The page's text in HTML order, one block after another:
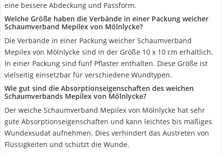
eine bessere Abdeckung und Passform.
Welche Größe haben die Verbände in einer Packung weicher
Schaumverband Mepilex von Mölnlycke?
Die Verbände in einer Packung weicher Schaumverband
Mepilex von Mölnlycke sind in der Größe 10 x 10 cm erhältlich.
In einer Packung sind fünf Pflaster enthalten. Diese Größe ist
vielseitig einsetzbar für verschiedene Wundtypen.
Wie gut sind die Absorptionseigenschaften des weichen
Schaumverbands Mepilex von Mölnlycke?
Der weiche Schaumverband Mepilex von Mölnlycke hat sehr
gute Absorptionseigenschaften und kann leichtes bis mäßiges
Wundexsudat aufnehmen. Dies verhindert das Austreten von
Flüssigkeiten und schützt die Wunde.